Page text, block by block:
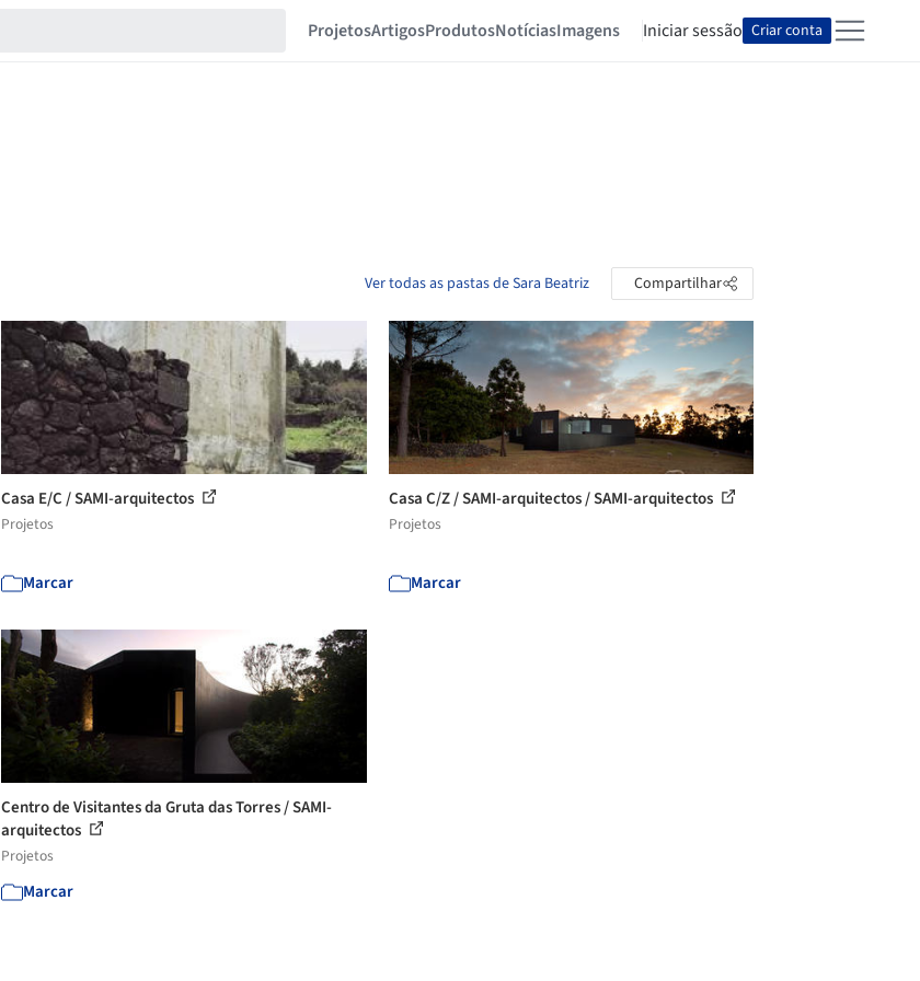
ProjetosArtigosProdutosNotíciasImagens Iniciar sessão Criar conta
Ver todas as pastas de Sara Beatriz Compartilhar
Casa E/C / SAMI-arquitectos
Projetos
Marcar
Casa C/Z / SAMI-arquitectos / SAMI-arquitectos
Projetos
Marcar
Centro de Visitantes da Gruta das Torres / SAMI-
arquitectos
Projetos
Marcar